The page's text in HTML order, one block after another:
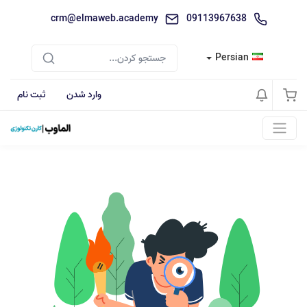
09113967638
crm@elmaweb.academy
Persian
وارد شدن ثبت نام